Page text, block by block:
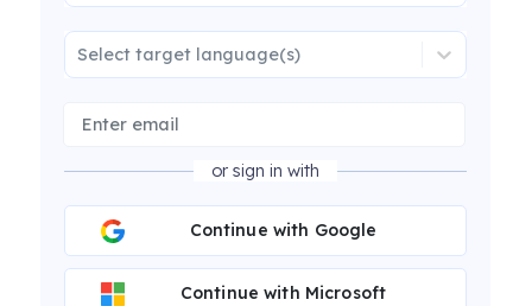
Select target language(s)
or sign in with
Continue with Google
Continue with Microsoft